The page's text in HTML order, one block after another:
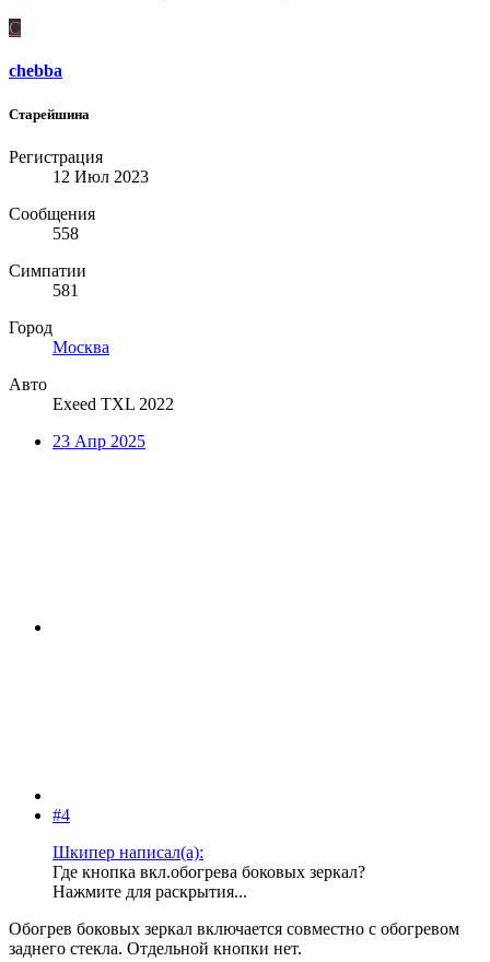
C
chebba
Старейшина
Регистрация
12 Июл 2023
Сообщения
558
Симпатии
581
Город
Москва
Авто
Exeed TXL 2022
23 Апр 2025
#4
Шкипер написал(а):
Где кнопка вкл.обогрева боковых зеркал?
Нажмите для раскрытия...
Обогрев боковых зеркал включается совместно с обогревом
заднего стекла. Отдельной кнопки нет.